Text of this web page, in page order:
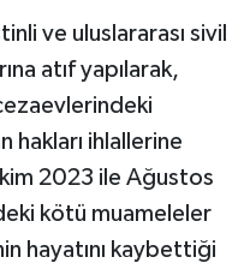
ve uluslararası sivil
atıf yapılarak,
hakları ihlallerine
2023 ile Ağustos
kötü muameleler
hayatını kaybettiği